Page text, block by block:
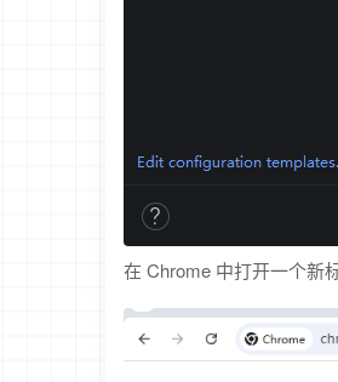
在 Chrome 中打开一个新